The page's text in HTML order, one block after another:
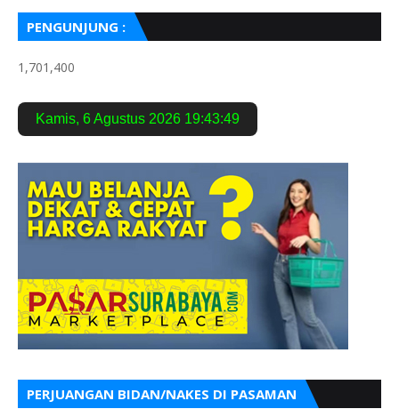
PENGUNJUNG :
1,701,400
Kamis, 6 Agustus 2026 19:43:50
PERJUANGAN BIDAN/NAKES DI PASAMAN